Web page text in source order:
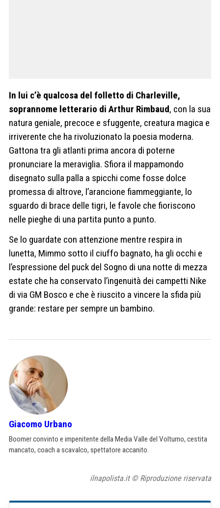
In lui c’è qualcosa del folletto di Charleville,
soprannome letterario di Arthur Rimbaud, con la sua
natura geniale, precoce e sfuggente, creatura magica e
irriverente che ha rivoluzionato la poesia moderna.
Gattona tra gli atlanti prima ancora di poterne
pronunciare la meraviglia. Sfiora il mappamondo
disegnato sulla palla a spicchi come fosse dolce
promessa di altrove, l’arancione fiammeggiante, lo
sguardo di brace delle tigri, le favole che fioriscono
nelle pieghe di una partita punto a punto.
Se lo guardate con attenzione mentre respira in
lunetta, Mimmo sotto il ciuffo bagnato, ha gli occhi e
l’espressione del puck del Sogno di una notte di mezza
estate che ha conservato l’ingenuità dei campetti Nike
di via GM Bosco e che è riuscito a vincere la sfida più
grande: restare per sempre un bambino.
Giacomo Urbano
Boomer convinto e impenitente della Media Valle del Volturno, cestita
mancato, coach a scavalco, spettatore accanito.
ilnapolista.it © Riproduzione riservata